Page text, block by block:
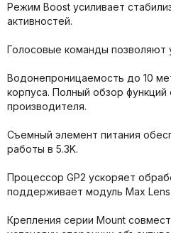
Режим Boost усиливает
активностей.
Голосовые команды позволяют
Водонепроницаемость до 10
корпуса. Полный обзор функций
производителя.
Съемный элемент питания
работы в 5.3K.
Процессор GP2 ускоряет
поддерживает модуль Max
Крепления серии Mount